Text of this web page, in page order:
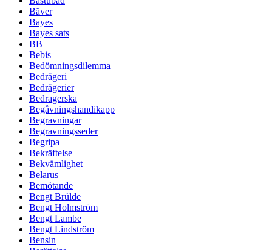
Bäver
Bayes
Bayes sats
BB
Bebis
Bedömningsdilemma
Bedrägeri
Bedrägerier
Bedragerska
Begåvningshandikapp
Begravningar
Begravningsseder
Begripa
Bekräftelse
Bekvämlighet
Belarus
Bemötande
Bengt Brülde
Bengt Holmström
Bengt Lambe
Bengt Lindström
Bensin